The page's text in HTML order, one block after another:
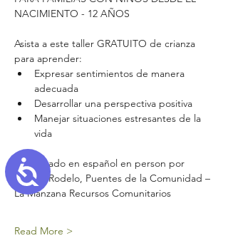
Accessibility
NACIMIENTO - 12 AÑOS
Asista a este taller GRATUITO de crianza
para aprender:
Expresar sentimientos de manera
adecuada
Desarrollar una perspectiva positiva
Manejar situaciones estresantes de la
vida
Presentado en español en person por
Sandra Rodelo, Puentes de la Comunidad –
La Manzana Recursos Comunitarios
Read More >